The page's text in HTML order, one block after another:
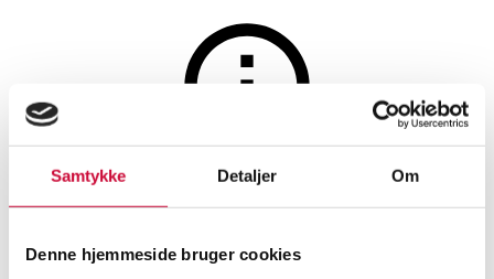
Samtykke Detaljer Om
Denne hjemmeside bruger cookies
Auktionen er afsluttet
stativ.